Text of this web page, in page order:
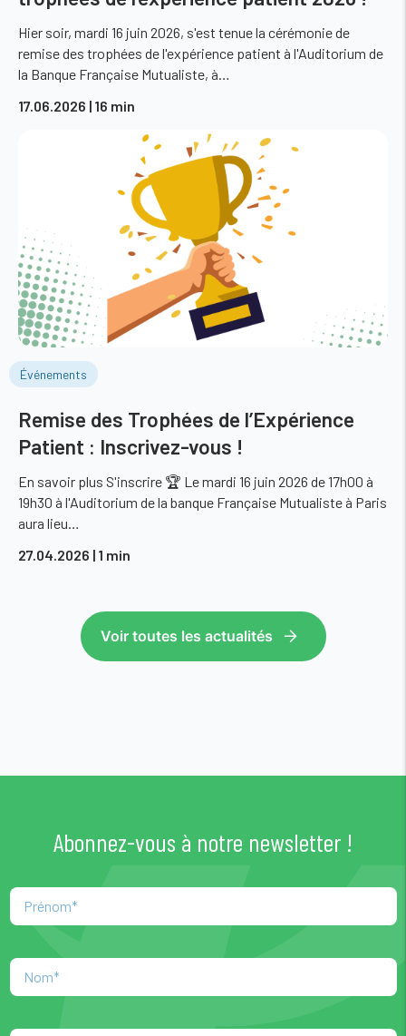
Hier soir, mardi 16 juin 2026, s'est tenue la cérémonie de
remise des trophées de l'expérience patient à l'Auditorium de
la Banque Française Mutualiste, à…
17.06.2026 | 16 min
Événements
Remise des Trophées de l’Expérience
Patient : Inscrivez-vous !
En savoir plus S'inscrire 🏆 Le mardi 16 juin 2026 de 17h00 à
19h30 à l'Auditorium de la banque Française Mutualiste à Paris
aura lieu…
27.04.2026 | 1 min
Voir toutes les actualités
Abonnez-vous à notre newsletter !